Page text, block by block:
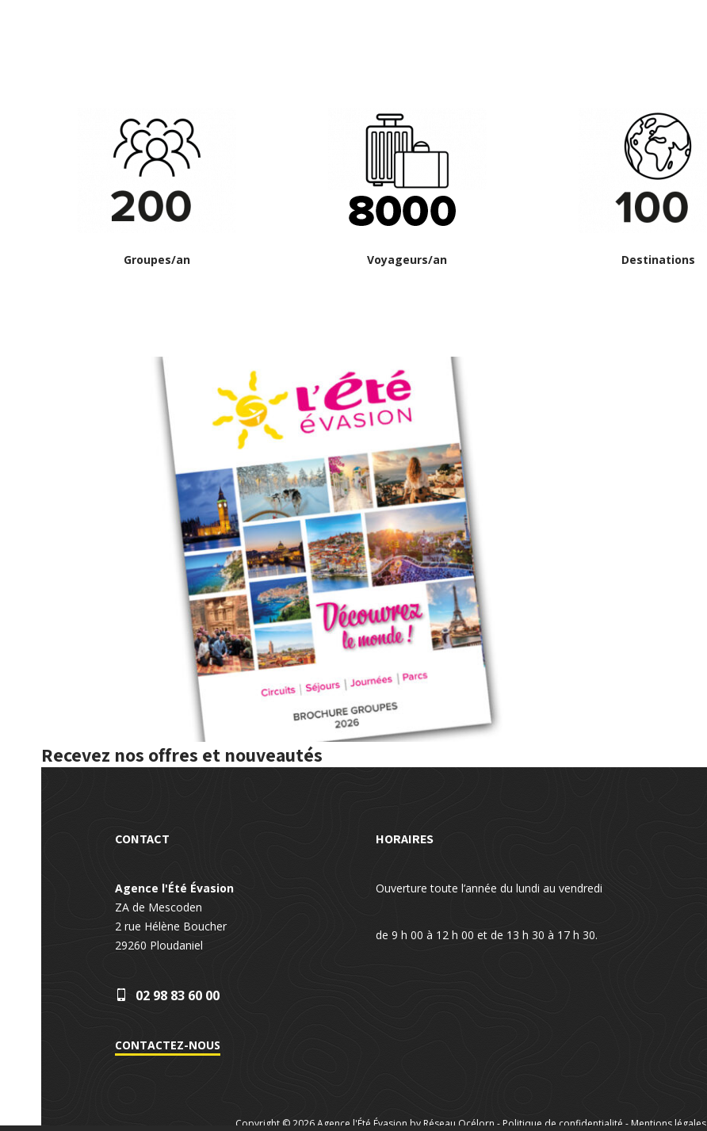
Groupes/an Voyageurs/an Destinations
Recevez nos offres et nouveautés
CONTACT
Agence l'Été Évasion
ZA de Mescoden
2 rue Hélène Boucher
29260 Ploudaniel
02 98 83 60 00
CONTACTEZ-NOUS
HORAIRES
Ouverture toute l’année du lundi au vendredi
de 9 h 00 à 12 h 00 et de 13 h 30 à 17 h 30.
Copyright © 2026 Agence l'Été Évasion by Réseau Océlorn -Politique de confidentialité - Mentions légales